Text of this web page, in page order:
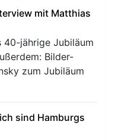
mit Matthias
40-jährige Jubiläum
Bilder-
zum Jubiläum
sind Hamburgs